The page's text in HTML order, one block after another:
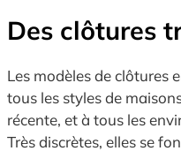
Des clôtures
Les modèles de clôtures
tous les styles de
récente, et à tous les
Très discrètes, elles se